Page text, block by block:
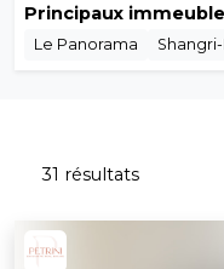
Principaux
Le Panorama
31 résultats